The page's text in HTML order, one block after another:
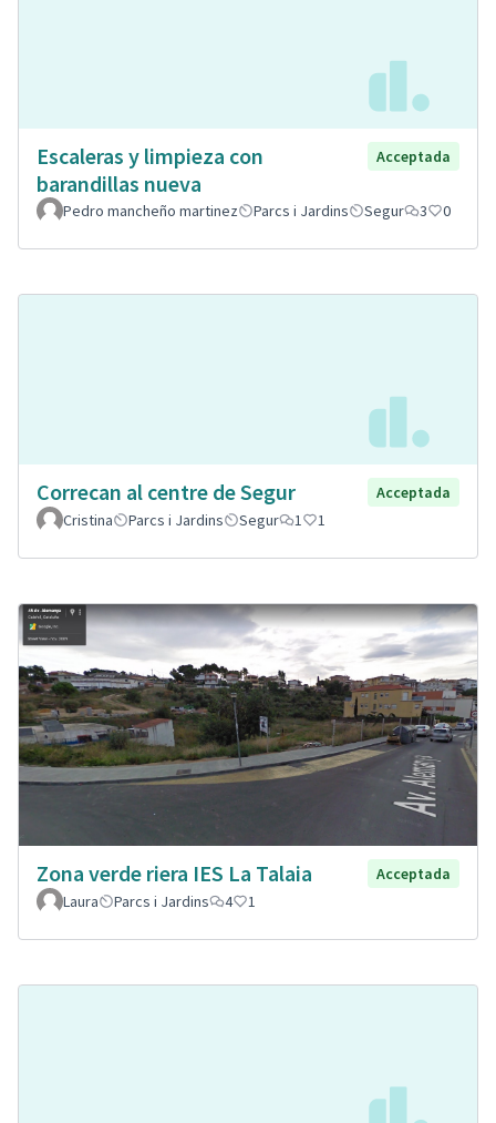
Escaleras y limpieza con
barandillas nueva
Acceptada
Pedro mancheño martinez Parcs i Jardins Segur 3 0
Correcan al centre de Segur
Acceptada
Cristina
Parcs i Jardins Segur 1 1
Zona verde riera IES La Talaia
Acceptada
Laura
Parcs i Jardins 4 1